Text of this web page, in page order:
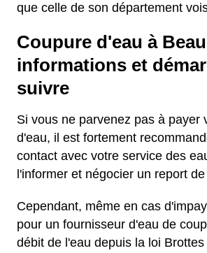
que celle de son département
Coupure d'eau à
informations et
suivre
Si vous ne parvenez pas à payer
d'eau, il est fortement
contact avec votre service des
l'informer et négocier un report
Cependant, même en cas
pour un fournisseur d'eau de
débit de l'eau depuis la loi